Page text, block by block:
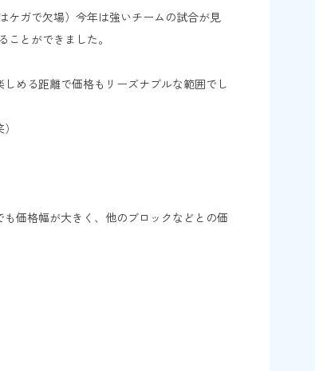
ケガで欠場）今年は強いチームの試合が見
とができました。
める距離で価格もリーズナブルな範囲でし
価格幅が大きく、他のブロックなどとの価